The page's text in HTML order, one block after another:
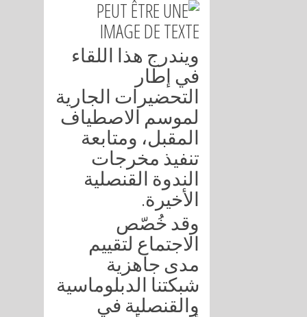
ويندرج هذا اللقاء
في إطار
التحضيرات الجارية
لموسم الاصطياف
المقبل، ومتابعة
تنفيذ مخرجات
الندوة القنصلية
الأخيرة.
وقد خُصّص
الاجتماع لتقييم
مدى جاهزية
شبكتنا الدبلوماسية
والقنصلية في